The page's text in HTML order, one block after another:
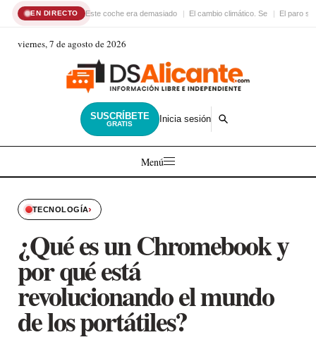
EN DIRECTO Este coche era demasiado El cambio climático. Se El paro
viernes, 7 de agosto de 2026
SUSCRÍBETE
GRATIS Inicia sesión
Menú
TECNOLOGÍA›
¿Qué es un Chromebook y
por qué está
revolucionando el mundo
de los portátiles?